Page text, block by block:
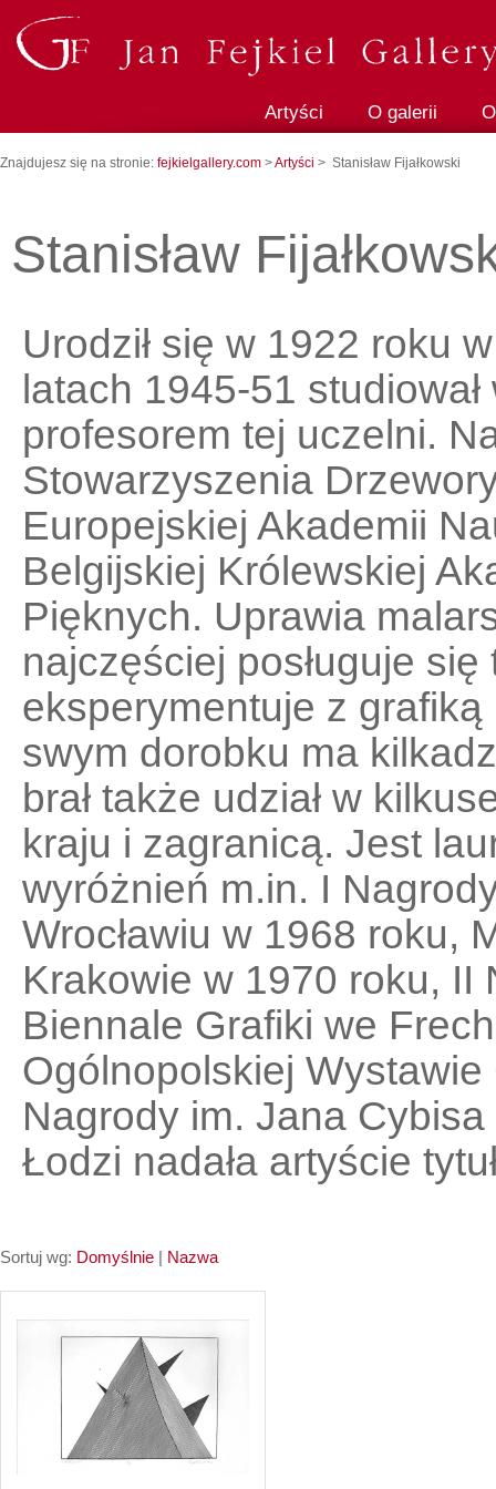
Artyści O galerii
Znajdujesz się na stronie: fejkielgallery.com >Artyści > Stanisław Fijałkowski
Stanisław
Urodził się w 1922 roku
latach 1945-51
profesorem tej uczelni.
Stowarzyszenia
Europejskiej Akademii
Belgijskiej Królewskiej
Pięknych. Uprawia
najczęściej posługuje
eksperymentuje z
swym dorobku ma
brał także udział w
kraju i zagranicą. Jest
wyróżnień m.in. I
Wrocławiu w 1968 roku,
Krakowie w 1970 roku,
Biennale Grafiki we
Ogólnopolskiej
Nagrody im. Jana
Łodzi nadała artyście
Sortuj wg: Domyślnie | Nazwa